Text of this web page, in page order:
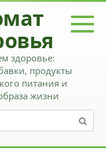
здоровье:
продукты
питания и
жизни